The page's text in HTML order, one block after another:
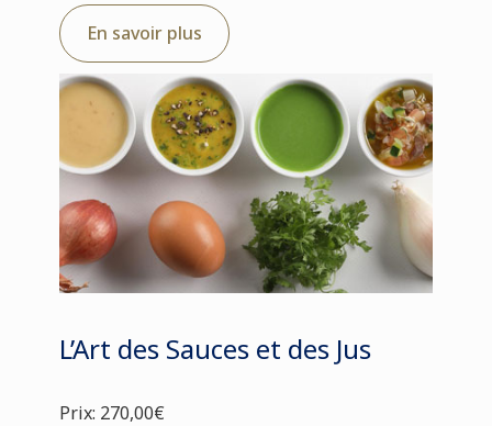
En savoir plus
L’Art des Sauces et des Jus
Prix: 270,00€